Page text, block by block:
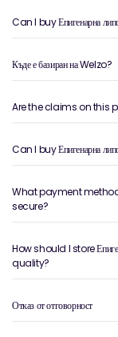
Can I buy Епигенарна
Къде е базиран на Welzo?
Are the claims on this
Can I buy Епигенарна
What payment
secure?
How should I store
quality?
Отказ от отговорност